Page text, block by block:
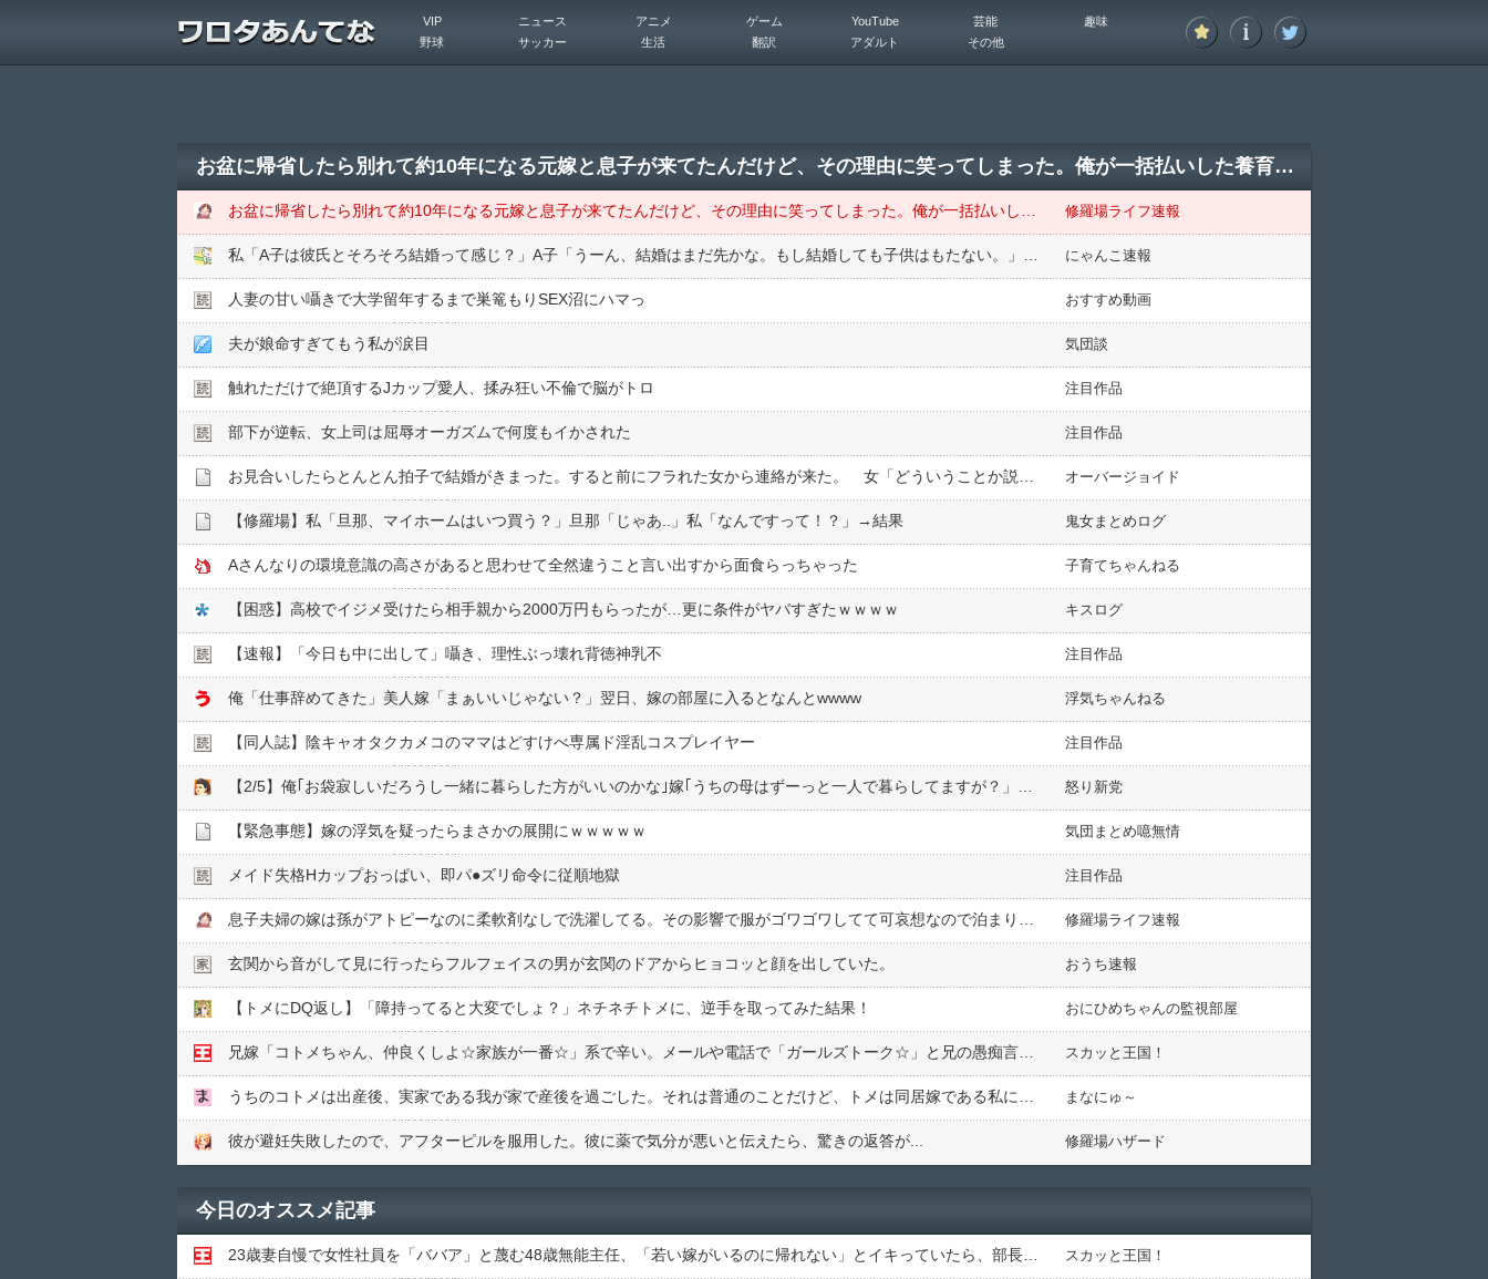
VIP ニュース アニメ ゲーム YouTube 芸能
趣味
野球
サッカー 生活 翻訳 アダルト その他
お盆に帰省したら別れて約10年になる元嫁と息子が来てたんだけど、その理由に笑ってしまった。俺が一括払いした養育費がなくなったので息子の学費を出してほしい、だそうで…
修羅場ライフ速報
にゃんこ速報
人妻の甘い囁きで大学留年するまで巣篭もりSEX沼にハマっ おすすめ動画
夫が娘命すぎてもう私が涙目 気団談
触れただけで絶頂するJカップ愛人、揉み狂い不倫で脳がトロ 注目作品
部下が逆転、女上司は屈辱オーガズムで何度もイかされた 注目作品
オーバージョイド
【修羅場】私「旦那、マイホームはいつ買う？」旦那「じゃあ..」私「なんですって！？」→結果 鬼女まとめログ
Aさんなりの環境意識の高さがあると思わせて全然違うこと言い出すから面食らっちゃった 子育てちゃんねる
【困惑】高校でイジメ受けたら相手親から2000万円もらったが…更に条件がヤバすぎたｗｗｗｗ キスログ
【速報】「今日も中に出して」囁き、理性ぶっ壊れ背徳神乳不 注目作品
俺「仕事辞めてきた」美人嫁「まぁいいじゃない？」翌日、嫁の部屋に入るとなんとwwww 浮気ちゃんねる
【同人誌】陰キャオタクカメコのママはどすけべ専属ド淫乱コスプレイヤー 注目作品
怒り新党
【緊急事態】嫁の浮気を疑ったらまさかの展開にｗｗｗｗｗ 気団まとめ噫無情
メイド失格Hカップおっぱい、即パ●︎ズリ命令に従順地獄 注目作品
修羅場ライフ速報
玄関から音がして見に行ったらフルフェイスの男が玄関のドアからヒョコッと顔を出していた。 おうち速報
【トメにDQ返し】「障持ってると大変でしょ？」ネチネチトメに、逆手を取ってみた結果！ おにひめちゃんの監視部屋
スカッと王国！
まなにゅ～
彼が避妊失敗したので、アフターピルを服用した。彼に薬で気分が悪いと伝えたら、驚きの返答が... 修羅場ハザード
今日のオススメ記事
スカッと王国！